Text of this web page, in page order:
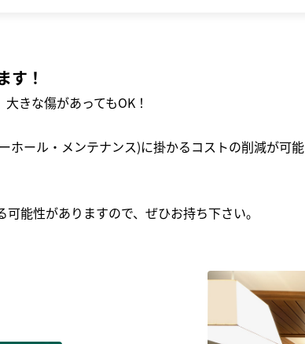
す！
きな傷があってもOK！
ホール・メンテナンス)に掛かるコストの削減が可
能性がありますので、ぜひお持ち下さい｡